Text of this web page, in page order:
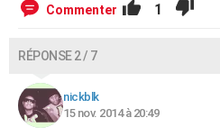
Commenter 1
RÉPONSE 2 / 7
nickblk
15 nov. 2014 à 20:49